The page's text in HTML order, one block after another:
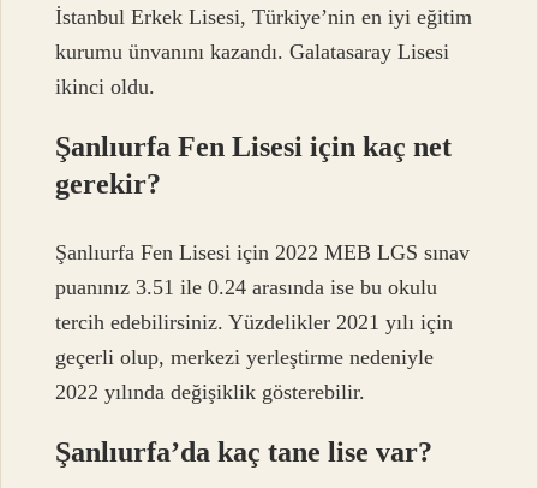
İstanbul Erkek Lisesi, Türkiye’nin en iyi eğitim
kurumu ünvanını kazandı. Galatasaray Lisesi
ikinci oldu.
Şanlıurfa Fen Lisesi için kaç net
gerekir?
Şanlıurfa Fen Lisesi için 2022 MEB LGS sınav
puanınız 3.51 ile 0.24 arasında ise bu okulu
tercih edebilirsiniz. Yüzdelikler 2021 yılı için
geçerli olup, merkezi yerleştirme nedeniyle
2022 yılında değişiklik gösterebilir.
Şanlıurfa’da kaç tane lise var?